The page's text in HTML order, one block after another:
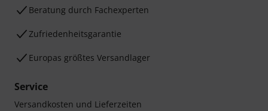
Beratung durch Fachexperten
Zufriedenheitsgarantie
Europas größtes Versandlager
Service
Versandkosten und Lieferzeiten